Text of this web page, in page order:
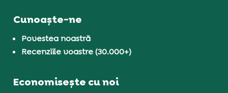
Cunoaște-ne
Povestea noastră
Recenziile voastre (30.000+)
Economisește cu noi